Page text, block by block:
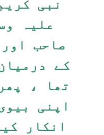
علیہ
صاحب
کے
تھا ،
اپنی
انکار